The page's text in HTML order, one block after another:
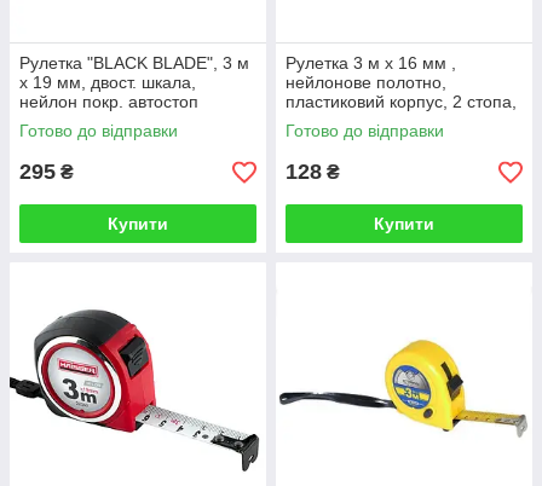
Рулетка "BLACK BLADE", 3 м
x 19 мм, двост. шкала,
нейлон покр. автостоп
HAISSER
Готово до відправки
295 ₴
Купити
Рулетка 3 м x 16 мм ,
нейлонове полотно,
пластиковий корпус, 2 стопа,
HAISSER
Готово до відправки
128 ₴
Купити